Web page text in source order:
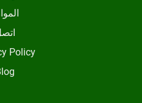
Policy